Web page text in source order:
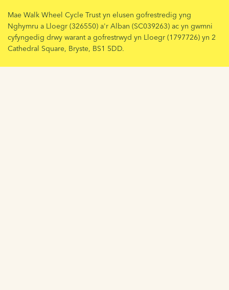
Mae Walk Wheel Cycle Trust yn elusen gofrestredig yng
Nghymru a Lloegr (326550) a'r Alban (SC039263) ac yn gwmni
cyfyngedig drwy warant a gofrestrwyd yn Lloegr (1797726) yn 2
Cathedral Square, Bryste, BS1 5DD.